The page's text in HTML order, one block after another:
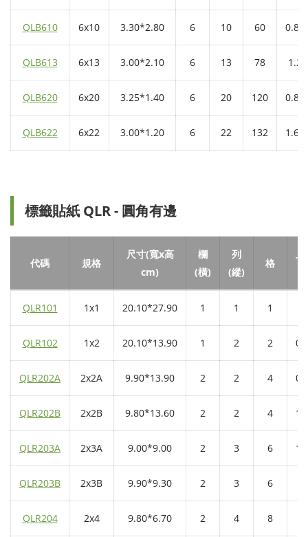
QLB610 6x10 3.30*2.80 6 10 60 0.85
QLB613 6x13 3.00*2.10 6 13 78 1.2
QLB620 6x20 3.25*1.40 6 20 120 0.85
QLB622 6x22 3.00*1.20 6 22 132 1.65
標籤貼紙 QLR - 圓角有邊
代碼 規格
尺寸(寬x高
cm)
欄
(橫)
列
(縱)
格
上
QLR101 1x1 20.10*27.90 1 1 1
QLR102 1x2 20.10*13.90 1 2 2
QLR202A 2x2A 9.90*13.90 2 2 4
QLR202B 2x2B 9.80*13.60 2 2 4
QLR203A 2x3A 9.00*9.00 2 3 6
QLR203B 2x3B 9.90*9.30 2 3 6
QLR204 2x4 9.80*6.70 2 4 8